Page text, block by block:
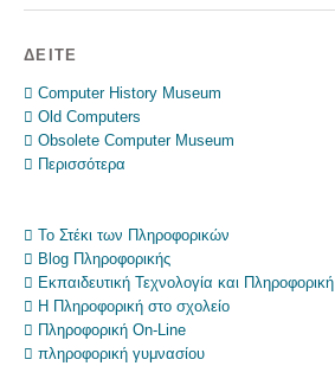
ΔΕΊΤΕ
 Computer History Museum
 Old Computers
 Obsolete Computer Museum
 Περισσότερα
 Το Στέκι των Πληροφορικών
 Blog Πληροφορικής
 Εκπαιδευτική Τεχνολογία και Πληροφορική
 Η Πληροφορική στο σχολείο
 Πληροφορική On-Line
 πληροφορική γυμνασίου